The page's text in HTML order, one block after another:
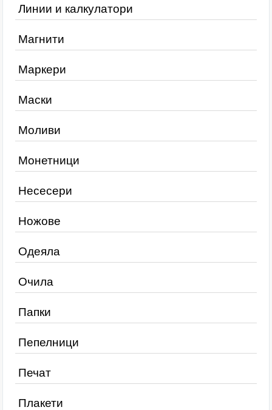
Линии и калкулатори
Магнити
Маркери
Маски
Моливи
Монетници
Несесери
Ножове
Одеяла
Очила
Папки
Пепелници
Печат
Плакети